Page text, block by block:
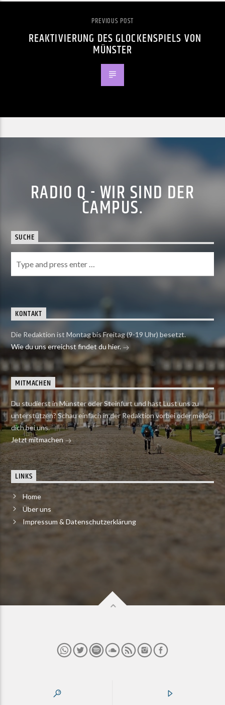
PREVIOUS POST
REAKTIVIERUNG DES GLOCKENSPIELS VON
MÜNSTER
RADIO Q - WIR SIND DER
CAMPUS.
SUCHE
KONTAKT
Die Redaktion ist Montag bis Freitag (9-19 Uhr) besetzt.
Wie du uns erreichst findet du hier.
MITMACHEN
Du studierst in Münster oder Steinfurt und hast Lust uns zu
unterstützen? Schau einfach in der Redaktion vorbei oder melde
dich bei uns.
Jetzt mitmachen
LINKS
Home
Über uns
Impressum & Datenschutzerklärung